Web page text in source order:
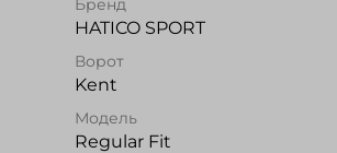
Бренд
HATICO SPORT
Ворот
Kent
Модель
Regular Fit